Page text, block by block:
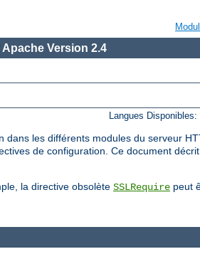
Version 2.4
Langues Disponibles:
dans les différents modules du serveur
de configuration. Ce document décrit
la directive obsolète SSLRequire peut